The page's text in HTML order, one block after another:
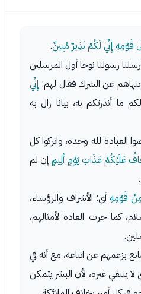
قَوْمِهِ إِنِّي لَكُمْ نَذِيرٌ مُبِينٌ.
أي: ولقد أرسلنا رسولنا نوحا أول المرسلين
عن الشرك فقال لهم: إِنِّي
ما أنذرتكم به، بيانا زال به
العبادة لله وحده، واتركوا كل
عَلَيْكُمْ عَذَابَ يَوْمٍ أَلِيمٍإن لم
مِنْ قَوْمِهِ أي: الأشراف والرؤساء،
كما جرت العادة لأمثالهم،
بزعمهم عن اتباعه، مع أنه في
ينبغي غيره، لأن البشر يتمكن